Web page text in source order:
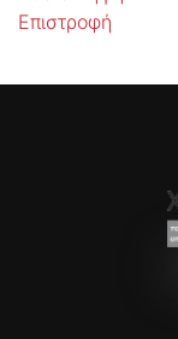
Επιστροφή